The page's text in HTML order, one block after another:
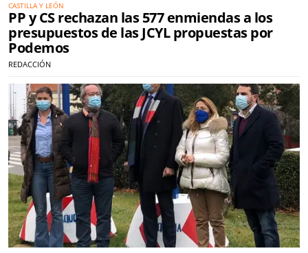
CASTILLA Y LEÓN
PP y CS rechazan las 577 enmiendas a los
presupuestos de las JCYL propuestas por
Podemos
REDACCIÓN